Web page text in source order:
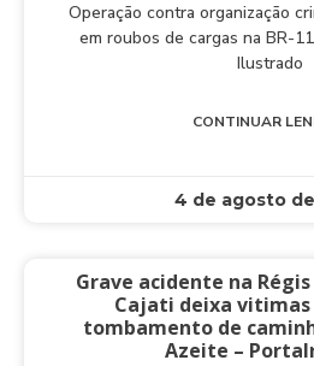
Operação contra organização
em roubos de cargas na BR-
Ilustrado
CONTINUAR
4 de agosto
Grave acidente na
Cajati deixa
tombamento de
Azeite –